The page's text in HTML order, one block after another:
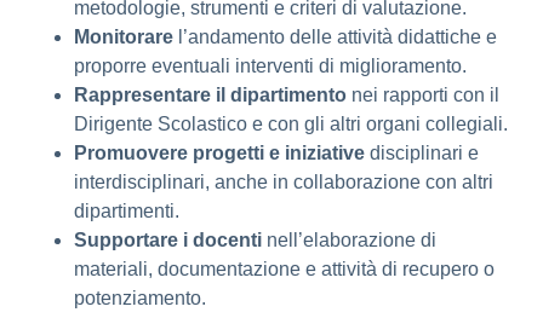
metodologie, strumenti e criteri di valutazione.
Monitorare l’andamento delle attività didattiche e
proporre eventuali interventi di miglioramento.
Rappresentare il dipartimento nei rapporti con il
Dirigente Scolastico e con gli altri organi collegiali.
Promuovere progetti e iniziative disciplinari e
interdisciplinari, anche in collaborazione con altri
dipartimenti.
Supportare i docenti nell’elaborazione di
materiali, documentazione e attività di recupero o
potenziamento.